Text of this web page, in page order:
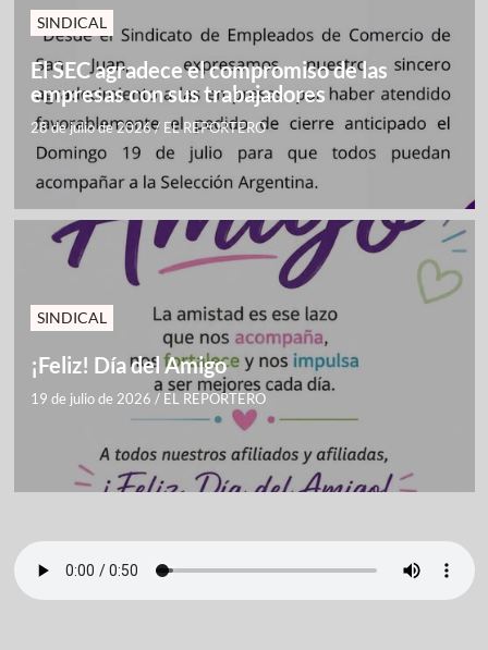
SINDICAL
El SEC agradece el compromiso de las
empresas con sus trabajadores
28 de julio de 2026/ EL REPORTERO
SINDICAL
¡Feliz! Día del Amigo
19 de julio de 2026 / EL REPORTERO